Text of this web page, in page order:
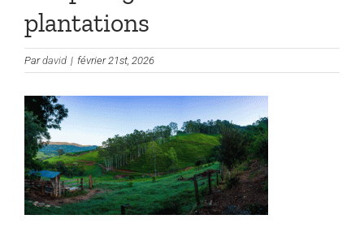
plantations
Pardavid | février 21st, 2026